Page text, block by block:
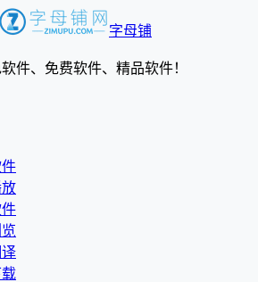
字母铺
件、免费软件、精品软件！
载